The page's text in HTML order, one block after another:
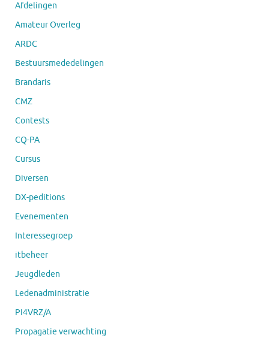
Afdelingen
Amateur Overleg
ARDC
Bestuursmededelingen
Brandaris
CMZ
Contests
CQ-PA
Cursus
Diversen
DX-peditions
Evenementen
Interessegroep
itbeheer
Jeugdleden
Ledenadministratie
PI4VRZ/A
Propagatie verwachting